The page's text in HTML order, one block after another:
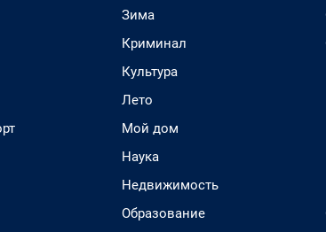
Зима
Криминал
Культура
Лето
Мой дом
Наука
Недвижимость
Образование